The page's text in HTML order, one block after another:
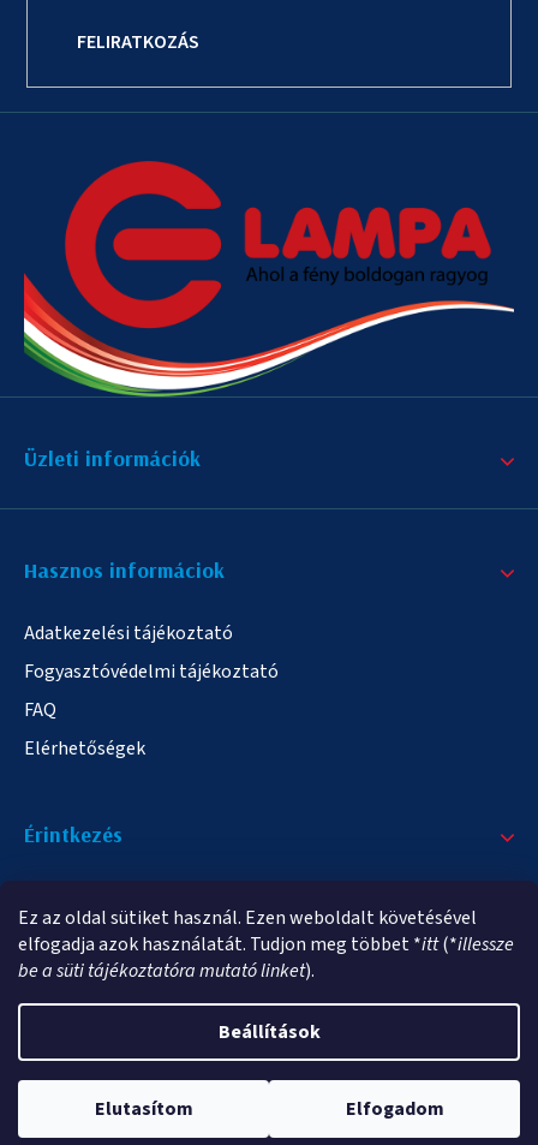
Ez az oldal sütiket használ. Ezen weboldalt követésével
elfogadja azok használatát. Tudjon meg többet *itt(*illessze
be a süti tájékoztatóra mutató linket).
Beállítások
Elutasítom Elfogadom
FELIRATKOZÁS
Üzleti információk
Hasznos informáciok
Adatkezelési tájékoztató
Fogyasztóvédelmi tájékoztató
FAQ
Elérhetőségek
Érintkezés
info@elampa.hu
Shoptet Premium készítette
elampa.hu. Minden jog fenntartva.